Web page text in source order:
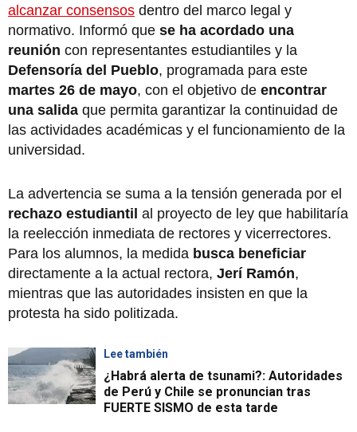
alcanzar consensos dentro del marco legal y
normativo. Informó que se ha acordado una
reunión con representantes estudiantiles y la
Defensoría del Pueblo, programada para este
martes 26 de mayo, con el objetivo de encontrar
una salida que permita garantizar la continuidad de
las actividades académicas y el funcionamiento de la
universidad.
La advertencia se suma a la tensión generada por el
rechazo estudiantil al proyecto de ley que habilitaría
la reelección inmediata de rectores y vicerrectores.
Para los alumnos, la medida busca beneficiar
directamente a la actual rectora, Jerí Ramón,
mientras que las autoridades insisten en que la
protesta ha sido politizada.
Lee también
¿Habrá alerta de tsunami?: Autoridades
de Perú y Chile se pronuncian tras
FUERTE SISMO de esta tarde